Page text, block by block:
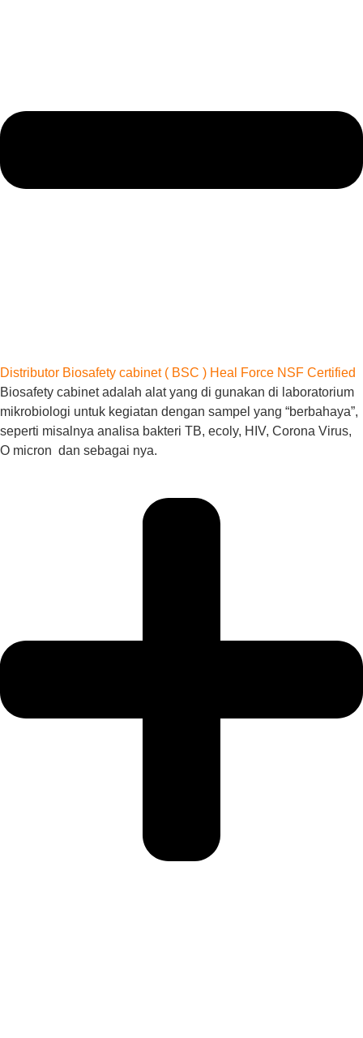
Distributor Biosafety cabinet ( BSC ) Heal Force NSF Certified
Biosafety cabinet adalah alat yang di gunakan di laboratorium
mikrobiologi untuk kegiatan dengan sampel yang “berbahaya”,
seperti misalnya analisa bakteri TB, ecoly, HIV, Corona Virus,
O micron dan sebagai nya.